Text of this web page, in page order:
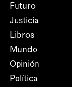
Futuro
Justicia
Libros
Mundo
Opinión
Política